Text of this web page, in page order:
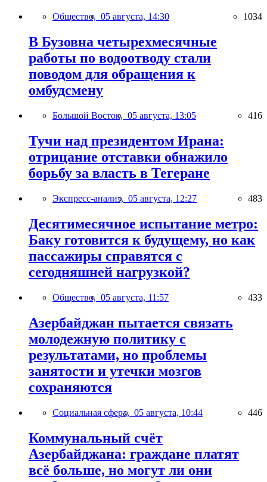
Общество, 05 августа, 14:30 1034
В Бузовна четырехмесячные
работы по водоотводу стали
поводом для обращения к
омбудсмену
Большой Восток, 05 августа, 13:05 416
Тучи над президентом Ирана:
отрицание отставки обнажило
борьбу за власть в Тегеране
Экспресс-анализ, 05 августа, 12:27 483
Десятимесячное испытание метро:
Баку готовится к будущему, но как
пассажиры справятся с
сегодняшней нагрузкой?
Общество, 05 августа, 11:57 433
Азербайджан пытается связать
молодежную политику с
результатами, но проблемы
занятости и утечки мозгов
сохраняются
Социальная сфера, 05 августа, 10:44 446
Коммунальный счёт
Азербайджана: граждане платят
всё больше, но могут ли они